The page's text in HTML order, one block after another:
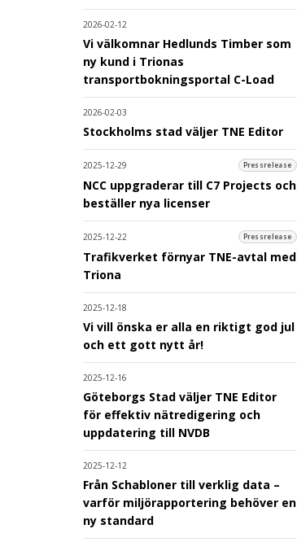
2026-02-12
Vi välkomnar Hedlunds Timber som
ny kund i Trionas
transportbokningsportal C-Load
2026-02-03
Stockholms stad väljer TNE Editor
2025-12-29 Pressrelease
NCC uppgraderar till C7 Projects och
beställer nya licenser
2025-12-22 Pressrelease
Trafikverket förnyar TNE-avtal med
Triona
2025-12-18
Vi vill önska er alla en riktigt god jul
och ett gott nytt år!
2025-12-16
Göteborgs Stad väljer TNE Editor
för effektiv nätredigering och
uppdatering till NVDB
2025-12-12
Från Schabloner till verklig data –
varför miljörapportering behöver en
ny standard